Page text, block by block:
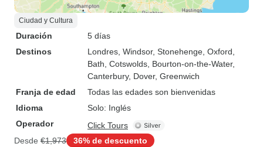
Ciudad y Cultura
Duración
5 días
Destinos
Londres , Windsor, Stonehenge , Oxford
Bath , Cotswolds , Bourton-on-the-Water,
Canterbury, Dover, Greenwich
Franja de edad
Todas las edades son bienvenidas
Idioma
Solo: Inglés
Operador
Click Tours
Desde €1,973 36% de descuento